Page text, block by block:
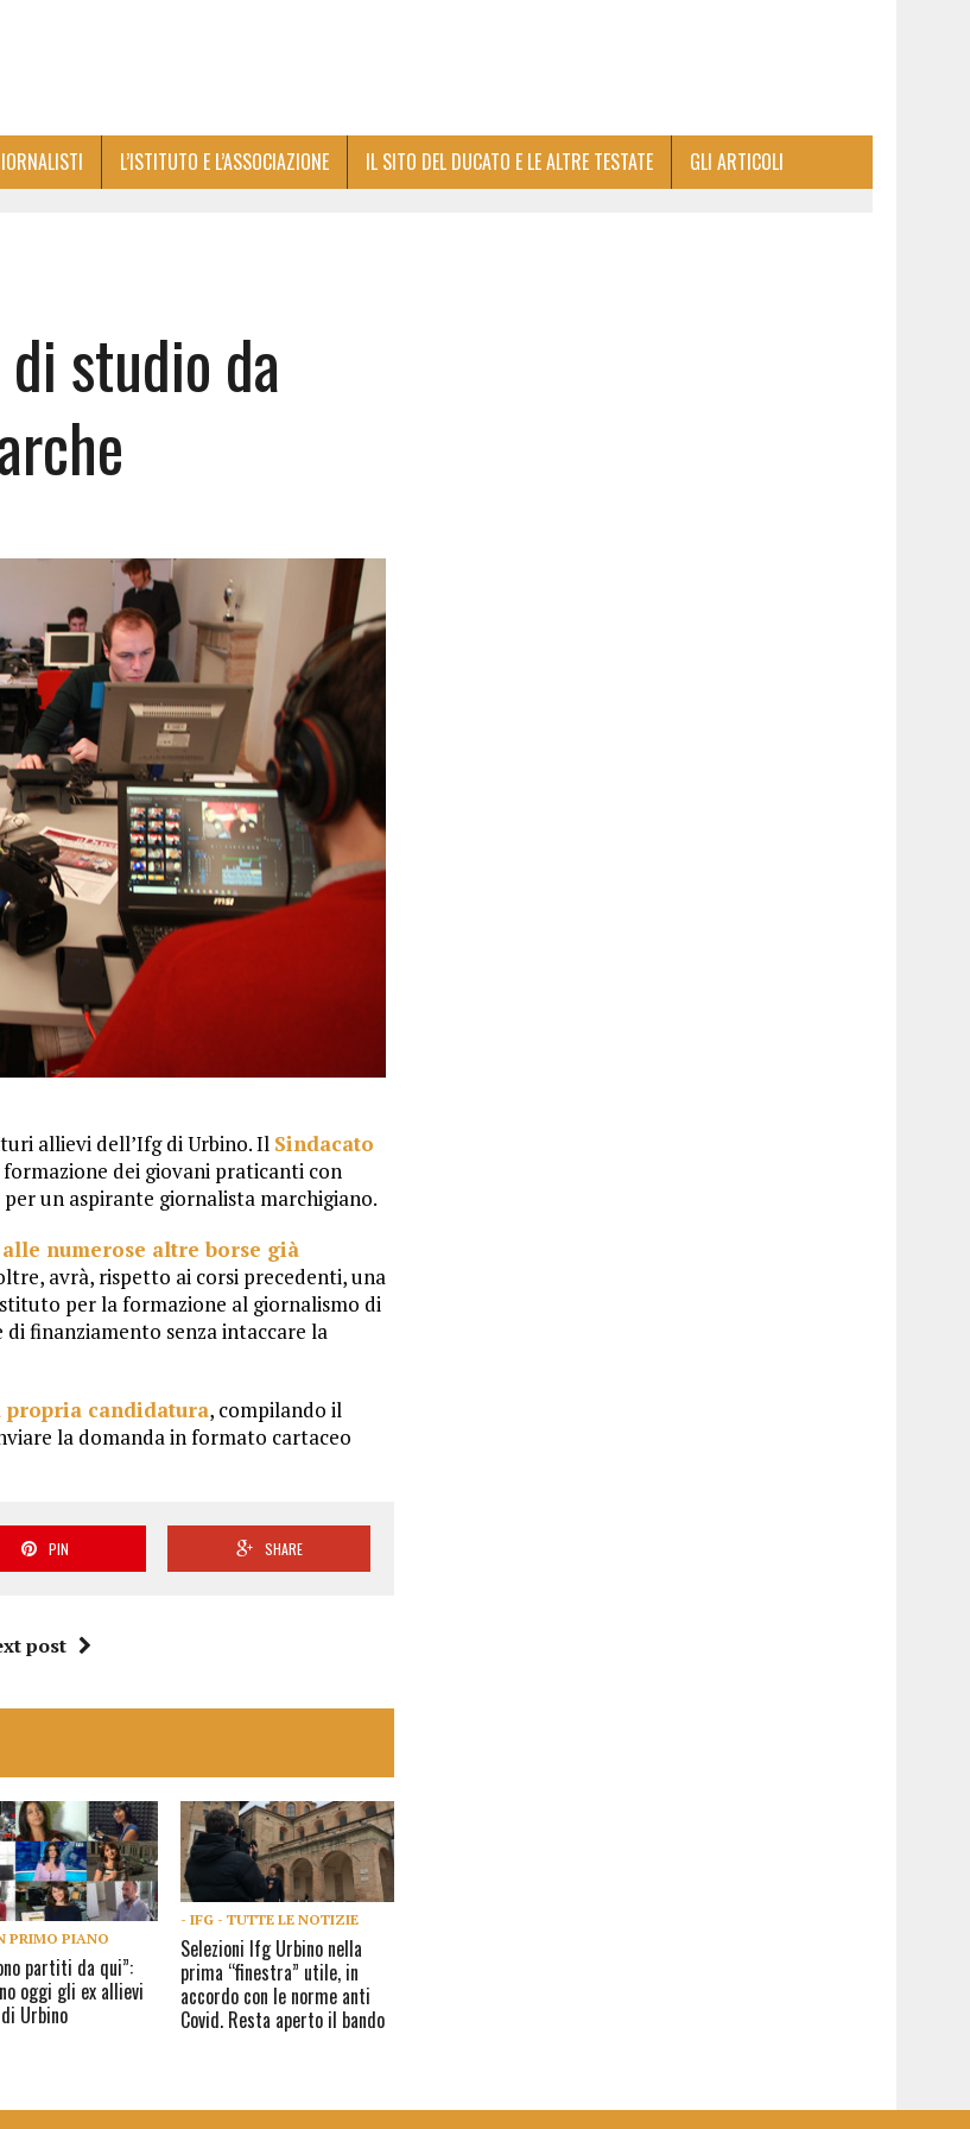
L’ISTITUTO E L’ASSOCIAZIONE IL SITO DEL DUCATO E LE ALTRE TESTATE GLI ARTICOLI
studio da
allievi dell’Ifg di Urbino. Il Sindacato
formazione dei giovani praticanti con
un aspirante giornalista marchigiano.
alle numerose altre borse già
avrà, rispetto ai corsi precedenti, una
per la formazione al giornalismo di
finanziamento senza intaccare la
propria candidatura, compilando il
la domanda in formato cartaceo
PIN SHARE
post
PRIMO PIANO
partiti da qui”:
oggi gli ex allievi
Urbino
- IFG - TUTTE LE NOTIZIE
Selezioni Ifg Urbino nella
prima “finestra” utile, in
accordo con le norme anti
Covid. Resta aperto il bando